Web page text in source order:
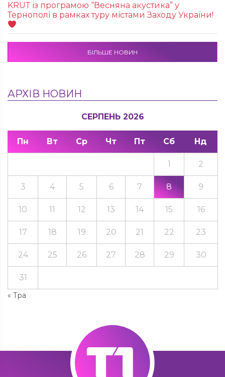
KRUТ із програмою “Весняна акустика” у
Тернополі в рамках туру містами Заходу України!
БІЛЬШЕ НОВИН
АРХІВ НОВИН
СЕРПЕНЬ 2026
Пн Вт Ср Чт Пт Сб Нд
« Тра
1 2
3 4 5 6 7 8 9
10 11 12 13 14 15 16
17 18 19 20 21 22 23
24 25 26 27 28 29 30
31